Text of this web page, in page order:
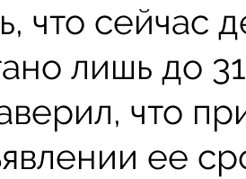
что сейчас
лишь до
что
ее